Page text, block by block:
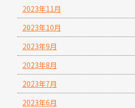
2023年11月
2023年10月
2023年9月
2023年8月
2023年7月
2023年6月